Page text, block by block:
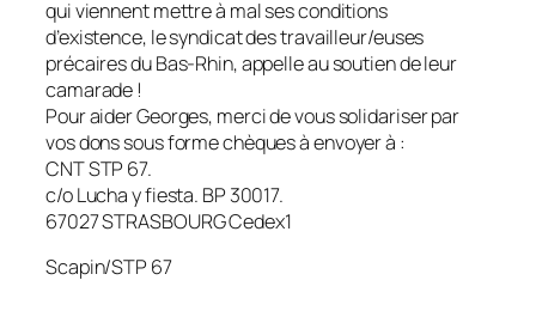
qui viennent mettre à mal ses conditions
d’existence, le syndicat des travailleur/euses
précaires du Bas-Rhin, appelle au soutien de leur
camarade !
Pour aider Georges, merci de vous solidariser par
vos dons sous forme chèques à envoyer à :
CNT STP 67.
c/o Lucha y fiesta. BP 30017.
67027 STRASBOURG Cedex1
Scapin/STP 67